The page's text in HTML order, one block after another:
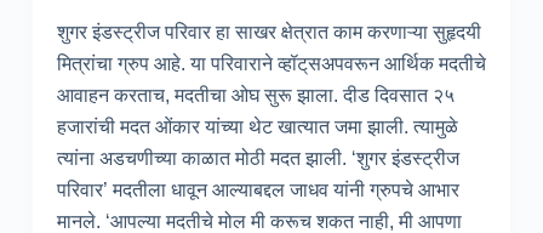
शुगर इंडस्ट्रीज परिवार हा साखर क्षेत्रात काम करणाऱ्या सुहृदयी
मित्रांचा ग्रुप आहे. या परिवाराने व्हॉट्‌सअपवरून आर्थिक मदतीचे
आवाहन करताच, मदतीचा ओघ सुरू झाला. दीड दिवसात २५
हजारांची मदत ओंकार यांच्या थेट खात्यात जमा झाली. त्यामुळे
त्यांना अडचणीच्या काळात मोठी मदत झाली. ‘शुगर इंडस्ट्रीज
परिवार’ मदतीला धावून आल्याबद्दल जाधव यांनी ग्रुपचे आभार
मानले. ‘आपल्या मदतीचे मोल मी करूच शकत नाही, मी आपणा